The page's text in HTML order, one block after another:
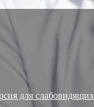
для слабовидящих